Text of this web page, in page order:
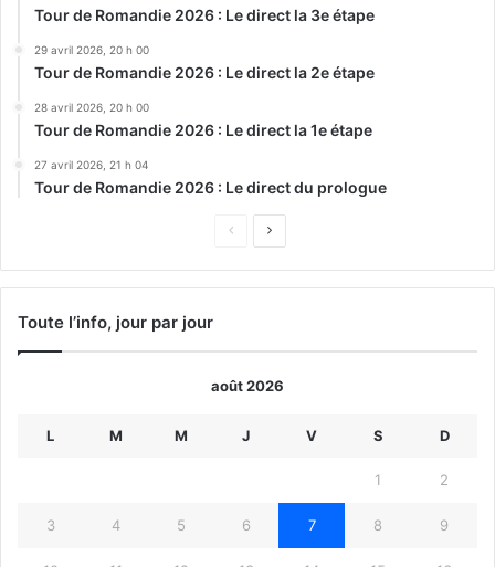
Tour de Romandie 2026 : Le direct la 3e étape
29 avril 2026, 20 h 00
Tour de Romandie 2026 : Le direct la 2e étape
28 avril 2026, 20 h 00
Tour de Romandie 2026 : Le direct la 1e étape
27 avril 2026, 21 h 04
Tour de Romandie 2026 : Le direct du prologue
Page
Page
Toute l’info, jour par jour
août 2026
L M M J V S D
1 2
3 4 5 6 7 8 9